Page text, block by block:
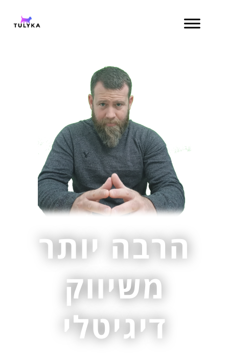
הרבה יותר
משיווק
דיגיטלי